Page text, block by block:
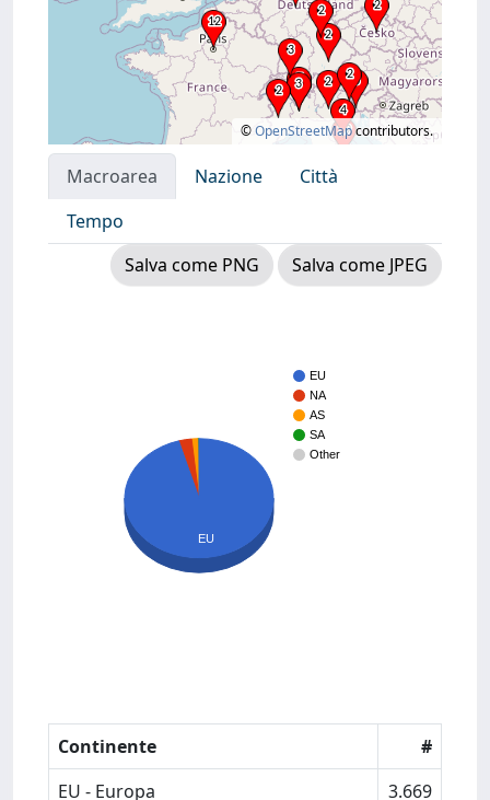
©OpenStreetMapcontributors.
Macroarea Nazione
Città
Tempo
Salva come PNG
Salva come JPEG
EU
NA
AS
SA
Other
EU
Continente
#
EU - Europa
3.669